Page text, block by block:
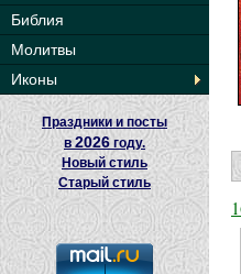
Библия
Молитвы
Иконы
Праздники и посты
в2026 году.
Новый стиль
Старый стиль